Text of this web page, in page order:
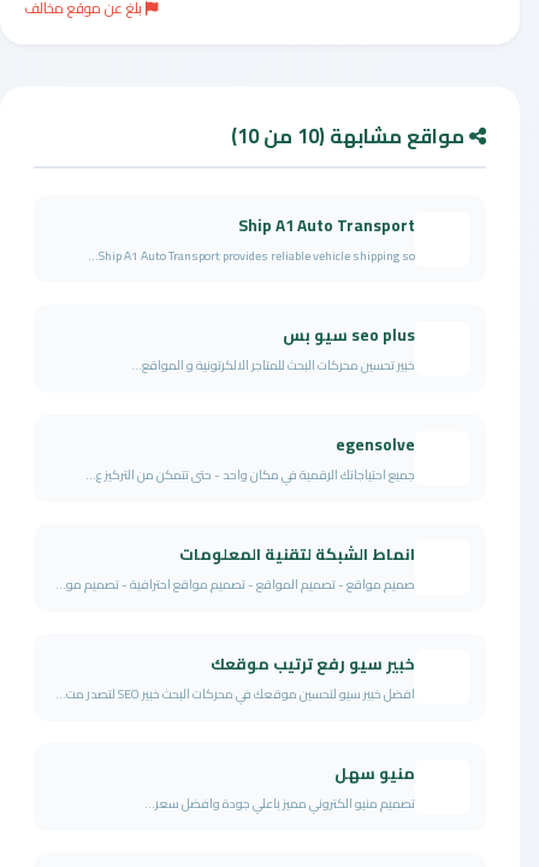
بلغ عن موقع مخالف
مواقع مشابهة (10 من 10)
Ship A1 Auto Transport
Ship A1 Auto Transport provides reliable vehicle shipping so...
seo plus سيو بس
خبير تحسين محركات البحث للمتاجر الالكرتونية و المواقع...
egensolve
جميع احتياجاتك الرقمية في مكان واحد - حتى تتمكن من التركيز ع...
انماط الشبكة لتقنية المعلومات
صميم مواقع - تصميم المواقع - تصميم مواقع احترافية - تصميم مو...
خبير سيو رفع ترتيب موقعك
افضل خبير سيو لتحسين موقعك في محركات البحث خبير SEO لتصدر مت...
منيو سهل
تصميم منيو الكتروني مميز باعلي جودة وافضل سعر...